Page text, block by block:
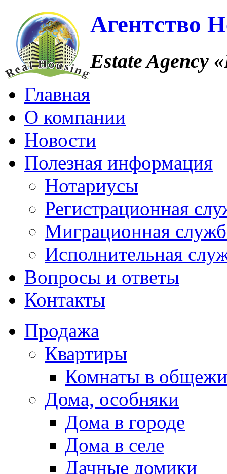
Агентство
Estate Agency
Главная
О компании
Новости
Полезная информация
Нотариусы
Регистрационная
Миграционная
Исполнительная
Вопросы и ответы
Контакты
Продажа
Квартиры
Комнаты в
Дома, особняки
Дома в городе
Дома в селе
Дачные домики